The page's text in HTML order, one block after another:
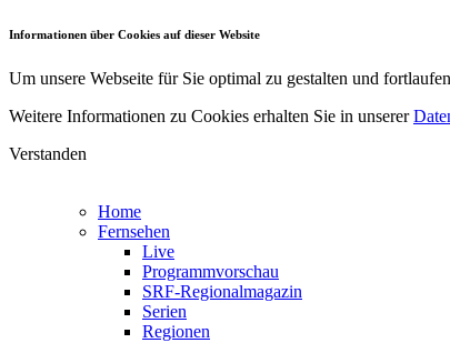
Informationen über Cookies auf dieser Website
Um unsere Webseite für Sie optimal zu gestalten und
Weitere Informationen zu Cookies erhalten Sie in unserer
Verstanden
Home
Fernsehen
Live
Programmvorschau
SRF-Regionalmagazin
Serien
Regionen